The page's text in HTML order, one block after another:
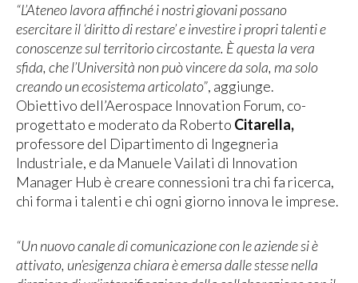
“L’Ateneo lavora affinché i nostri giovani possano
esercitare il ‘diritto di restare’ e investire i propri talenti e
conoscenze sul territorio circostante. È questa la vera
sfida, che l’Università non può vincere da sola, ma solo
creando un ecosistema articolato”, aggiunge.
Obiettivo dell’Aerospace Innovation Forum, co-
progettato e moderato da Roberto Citarella,
professore del Dipartimento di Ingegneria
Industriale, e da Manuele Vailati di Innovation
Manager Hub è creare connessioni tra chi fa ricerca,
chi forma i talenti e chi ogni giorno innova le imprese.
“Un nuovo canale di comunicazione con le aziende si è
attivato, un’esigenza chiara è emersa dalle stesse nella